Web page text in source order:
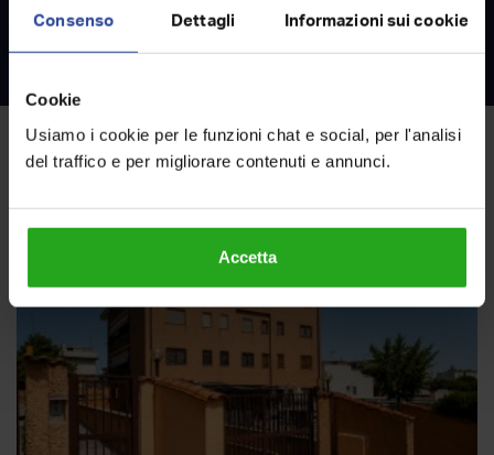
Consenso Dettagli Informazioni sui cookie
Cookie
Usiamo i cookie per le funzioni chat e social, per l'analisi
del traffico e per migliorare contenuti e annunci.
Accetta
al miglior prezzo
Annunci simili